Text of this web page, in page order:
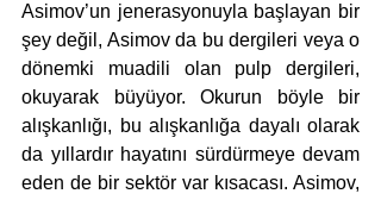
Asimov’un jenerasyonuyla başlayan bir
şey değil, Asimov da bu dergileri veya o
dönemki muadili olan pulp dergileri,
okuyarak büyüyor. Okurun böyle bir
alışkanlığı, bu alışkanlığa dayalı olarak
da yıllardır hayatını sürdürmeye devam